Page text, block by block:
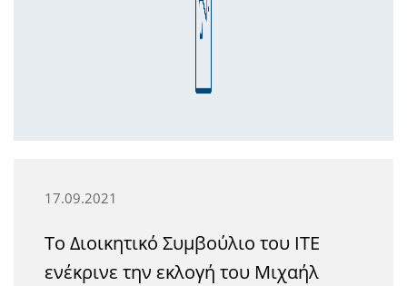
17.09.2021
Το Διοικητικό Συμβούλιο του ΙΤΕ
ενέκρινε την εκλογή του Μιχαήλ